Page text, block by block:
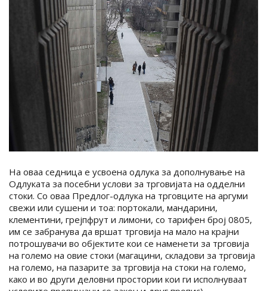
На оваа седница е усвоена одлука за дополнување на
Одлуката за посебни услови за трговијата на одделни
стоки. Со оваа Предлог-одлука на трговците на аргуми
свежи или сушени и тоа: портокали, мандарини,
клементини, грејпфрут и лимони, со тарифен број 0805,
им се забранува да вршат трговија на мало на крајни
потрошувачи во објектите кои се наменети за трговија
на големо на овие стоки (магацини, складови за трговија
на големо, на пазарите за трговија на стоки на големо,
како и во други деловни простории кои ги исполнуваат